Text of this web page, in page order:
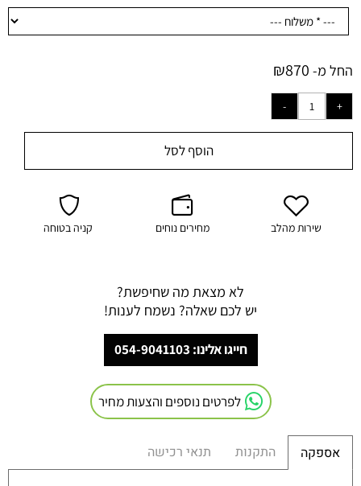
החל מ- ₪870
הוסף לסל
שירות מהלב מחירים נוחים קניה בטוחה
לא מצאת מה שחיפשת?
יש לכם שאלה? נשמח לענות!
חייגו אלינו: 054-9041103
לפרטים נוספים והצעות מחיר
אספקה התקנות תנאי רכישה